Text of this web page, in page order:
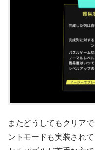
またどうしてもクリア
ントモードも実装され